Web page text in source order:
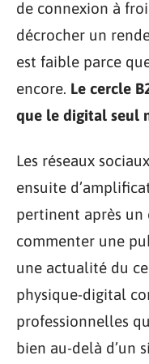
de connexion à
décrocher un
est faible parce
encore. Le cercle
que le digital seul
Les réseaux
ensuite
pertinent après un
commenter une
une actualité du
physique-digital
professionnelles
bien au-delà d’un